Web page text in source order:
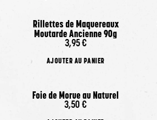
oui
Rillettes de Maquereaux
Moutarde Ancienne 90g
3,95 €
AJOUTER AU PANIER
Foie de Morue au Naturel
3,50 €